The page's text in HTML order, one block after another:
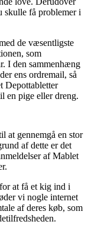
skulle få problemer i
de væsentligste
som
I den sammenhæng
ens ordremail, så
Depottabletter
en pige eller dreng.
at gennemgå en stor
af dette er det
af Mablet
at få et kig ind i
vi nogle internet
af deres køb, som